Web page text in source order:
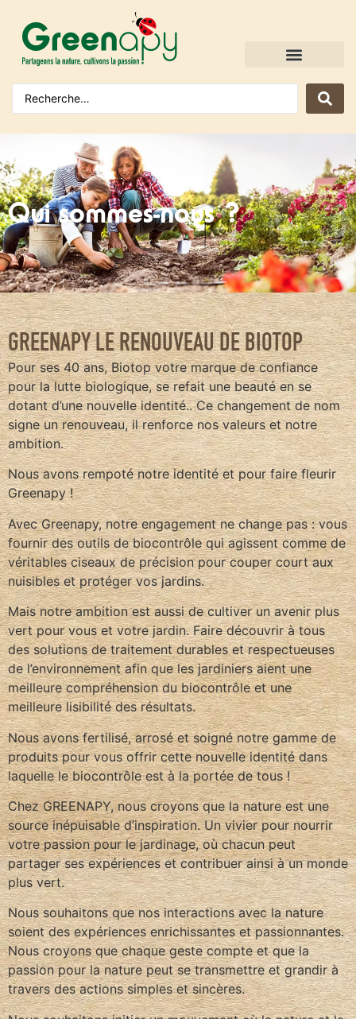
Qui sommes-nous ?
GREENAPY LE RENOUVEAU DE BIOTOP
Pour ses 40 ans, Biotop votre marque de confiance
pour la lutte biologique, se refait une beauté en se
dotant d’une nouvelle identité.. Ce changement de nom
signe un renouveau, il renforce nos valeurs et notre
ambition.
Nous avons rempoté notre identité et pour faire fleurir
Greenapy !
Avec Greenapy, notre engagement ne change pas : vous
fournir des outils de biocontrôle qui agissent comme de
véritables ciseaux de précision pour couper court aux
nuisibles et protéger vos jardins.
Mais notre ambition est aussi de cultiver un avenir plus
vert pour vous et votre jardin. Faire découvrir à tous
des solutions de traitement durables et respectueuses
de l’environnement afin que les jardiniers aient une
meilleure compréhension du biocontrôle et une
meilleure lisibilité des résultats.
Nous avons fertilisé, arrosé et soigné notre gamme de
produits pour vous offrir cette nouvelle identité dans
laquelle le biocontrôle est à la portée de tous !
Chez GREENAPY, nous croyons que la nature est une
source inépuisable d’inspiration. Un vivier pour nourrir
votre passion pour le jardinage, où chacun peut
partager ses expériences et contribuer ainsi à un monde
plus vert.
Nous souhaitons que nos interactions avec la nature
soient des expériences enrichissantes et passionnantes.
Nous croyons que chaque geste compte et que la
passion pour la nature peut se transmettre et grandir à
travers des actions simples et sincères.